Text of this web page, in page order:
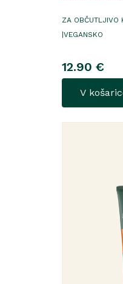
ZA OBČUTLJIVO
|VEGANSKO
12.90 €
V